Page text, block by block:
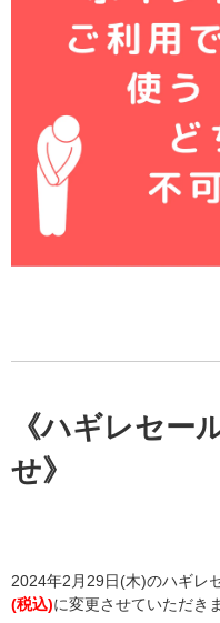
《ハギレセー
せ》
2024年2月29日(木)のハギレ
(税込)に変更させていただき